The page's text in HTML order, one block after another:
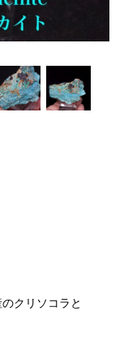
クリソコラと